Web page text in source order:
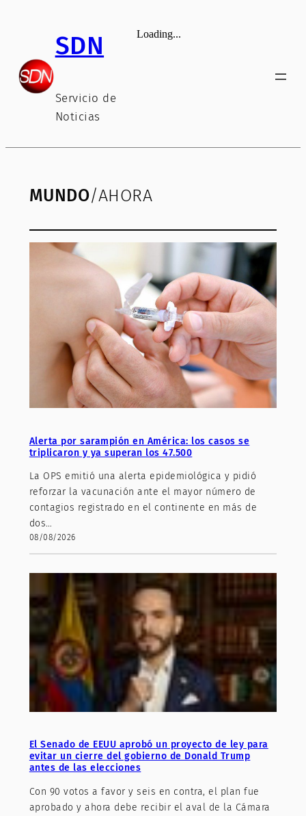
SDN
Servicio de
Noticias
MUNDO/AHORA
Alerta por sarampión en América: los casos se
triplicaron y ya superan los 47.500
La OPS emitió una alerta epidemiológica y pidió
reforzar la vacunación ante el mayor número de
contagios registrado en el continente en más de
dos…
08/08/2026
El Senado de EEUU aprobó un proyecto de ley para
evitar un cierre del gobierno de Donald Trump
antes de las elecciones
Con 90 votos a favor y seis en contra, el plan fue
aprobado y ahora debe recibir el aval de la Cámara